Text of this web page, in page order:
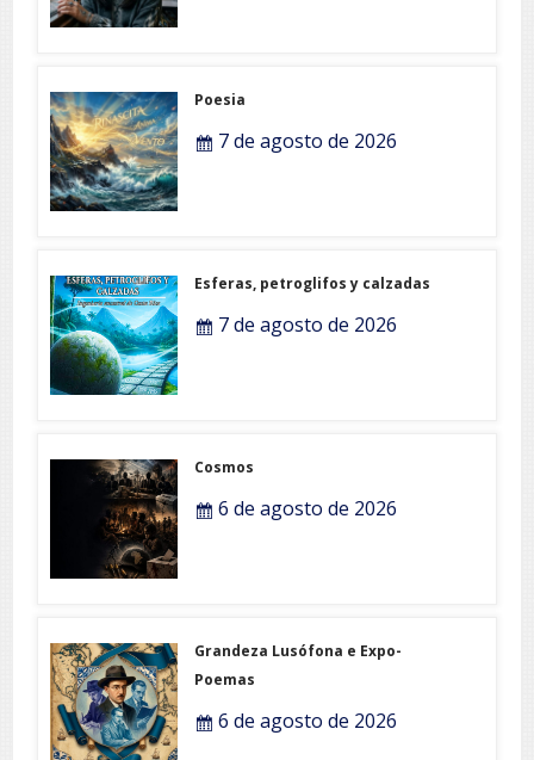
Poesia
7 de agosto de 2026
Esferas, petroglifos y calzadas
7 de agosto de 2026
Cosmos
6 de agosto de 2026
Grandeza Lusófona e Expo-
Poemas
6 de agosto de 2026